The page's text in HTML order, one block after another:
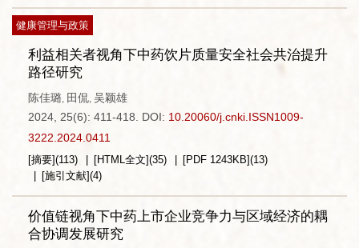
健康管理与政策
利益相关者视角下中药饮片质量安全社会共治提升
路径研究
陈佳璐, 田侃, 吴颖雄
2024, 25(6): 411-418.
DOI: 10.20060/j.cnki.ISSN1009-
3222.2024.0411
[摘要](113) [HTML全文](35) [PDF 1243KB](13)
[施引文献](4)
价值链视角下中药上市企业竞争力与区域经济的耦
合协调发展研究